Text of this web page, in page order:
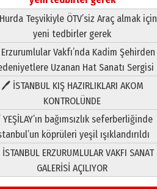
Teşvikiyle ÖTV’siz Araç almak için
yeni tedbirler gerek
Vakfı’nda Kadim Şehirden
Uzanan Hat Sanatı Sergisi
🖊 İSTANBUL KIŞ HAZIRLIKLARI AKOM
KONTROLÜNDE
bağımsızlık seferberliğinde
köprüleri yeşil ışıklandırıldı
ERZURUMLULAR VAKFI SANAT
GALERİSİ AÇILIYOR
Neşat YALÇIN
Paranın Aile Kültüründeki Yeri
03 Ağustos 2026 Pazartesi
Yıldırım Gündoğdu
HAVVA’NIN ÜÇ KIZI
09 Temmuz 2026 Perşembe
Yusuf POLAT
Şampiyonluk Sebahattin
Şirin’e yazar